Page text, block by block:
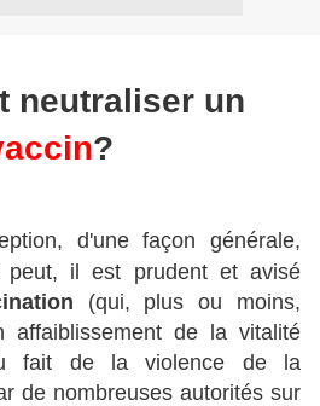
neutraliser un
?
d'une façon générale,
il est prudent et avisé
(qui, plus ou moins,
affaiblissement de la vitalité
fait de la violence de la
de nombreuses autorités sur